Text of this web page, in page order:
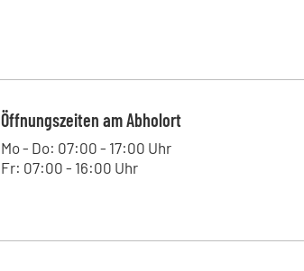
Kohrmann Baumaschinen - Bitterfeld
Kohrmann Baumaschinen - Leipzig
Westringstraße 101, 04435 - Schkeuditz , DE
Öffnungszeiten am Abholort
Mo - Do: 07:00 - 17:00 Uhr
Fr: 07:00 - 16:00 Uhr